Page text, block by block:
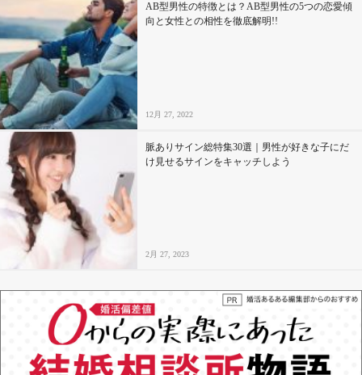
AB型男性の特徴とは？AB型男性の5つの恋愛傾
向と女性との相性を徹底解明!!
12月 27, 2022
脈ありサイン総特集30選｜男性が好きな子にだ
け見せるサインをキャッチしよう
2月 27, 2023